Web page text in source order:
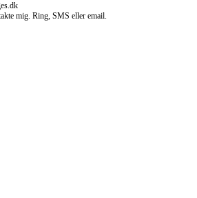
mig. Ring, SMS eller email.